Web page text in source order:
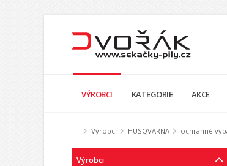
VÝROBCI KATEGORIE AKCE
Výrobci HUSQVARNA ochranné
Výrobci